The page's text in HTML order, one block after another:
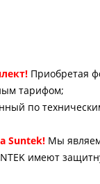
Приобретая
тарифом;
по
Suntek! Мы
имеют